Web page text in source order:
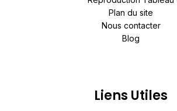
Plan du site
Nous contacter
Blog
Liens Utiles